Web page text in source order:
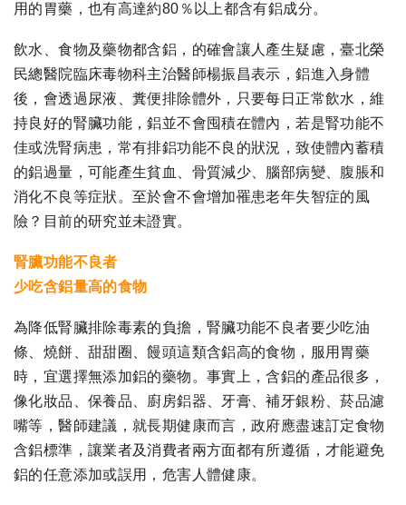
用的胃藥，也有高達約80％以上都含有鋁成分。
飲水、食物及藥物都含鋁，的確會讓人產生疑慮，臺北榮
民總醫院臨床毒物科主治醫師楊振昌表示，鋁進入身體
後，會透過尿液、糞便排除體外，只要每日正常飲水，維
持良好的腎臟功能，鋁並不會囤積在體內，若是腎功能不
佳或洗腎病患，常有排鋁功能不良的狀況，致使體內蓄積
的鋁過量，可能產生貧血、骨質減少、腦部病變、腹脹和
消化不良等症狀。至於會不會增加罹患老年失智症的風
險？目前的研究並未證實。
腎臟功能不良者
少吃含鋁量高的食物
為降低腎臟排除毒素的負擔，腎臟功能不良者要少吃油
條、燒餅、甜甜圈、饅頭這類含鋁高的食物，服用胃藥
時，宜選擇無添加鋁的藥物。事實上，含鋁的產品很多，
像化妝品、保養品、廚房鋁器、牙膏、補牙銀粉、菸品濾
嘴等，醫師建議，就長期健康而言，政府應盡速訂定食物
含鋁標準，讓業者及消費者兩方面都有所遵循，才能避免
鋁的任意添加或誤用，危害人體健康。